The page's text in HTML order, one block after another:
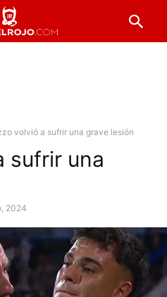
volvió a sufrir una grave lesión
sufrir una
2024